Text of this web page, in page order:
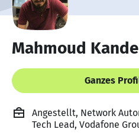
Mahmoud
Ganzes
Angestellt, Network
Tech Lead, Vodafone